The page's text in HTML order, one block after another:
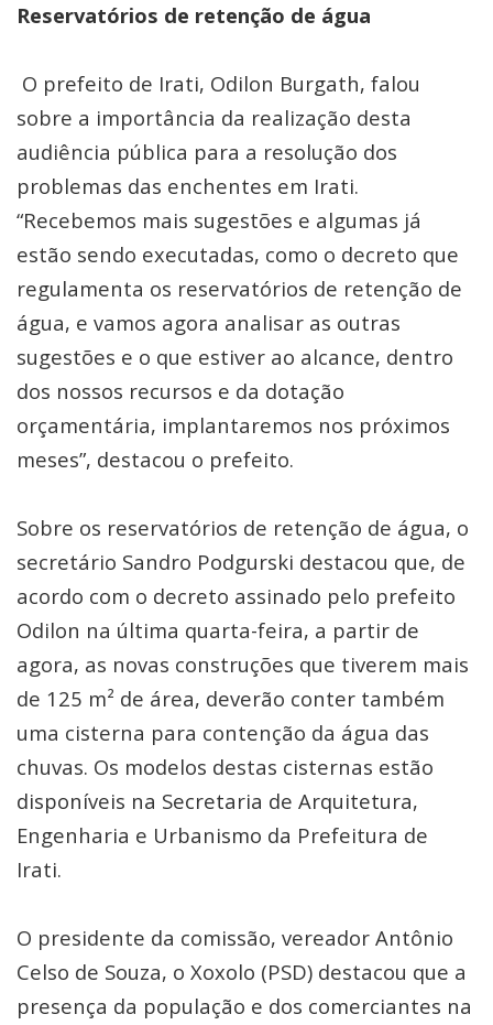
Reservatórios de retenção de água
O prefeito de Irati, Odilon Burgath, falou
sobre a importância da realização desta
audiência pública para a resolução dos
problemas das enchentes em Irati.
“Recebemos mais sugestões e algumas já
estão sendo executadas, como o decreto que
regulamenta os reservatórios de retenção de
água, e vamos agora analisar as outras
sugestões e o que estiver ao alcance, dentro
dos nossos recursos e da dotação
orçamentária, implantaremos nos próximos
meses”, destacou o prefeito.
Sobre os reservatórios de retenção de água, o
secretário Sandro Podgurski destacou que, de
acordo com o decreto assinado pelo prefeito
Odilon na última quarta-feira, a partir de
agora, as novas construções que tiverem mais
de 125 m² de área, deverão conter também
uma cisterna para contenção da água das
chuvas. Os modelos destas cisternas estão
disponíveis na Secretaria de Arquitetura,
Engenharia e Urbanismo da Prefeitura de
Irati.
O presidente da comissão, vereador Antônio
Celso de Souza, o Xoxolo (PSD) destacou que a
presença da população e dos comerciantes na